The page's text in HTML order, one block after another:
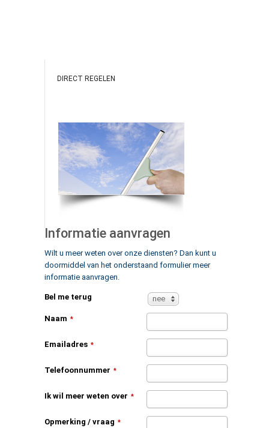
DIRECT REGELEN
Informatie aanvragen
Wilt u meer weten over onze diensten? Dan kunt u
doormiddel van het onderstaand formulier meer
informatie aanvragen.
Bel me terug nee
Naam *
Emailadres *
Telefoonnummer *
Ik wil meer weten over *
Opmerking / vraag *